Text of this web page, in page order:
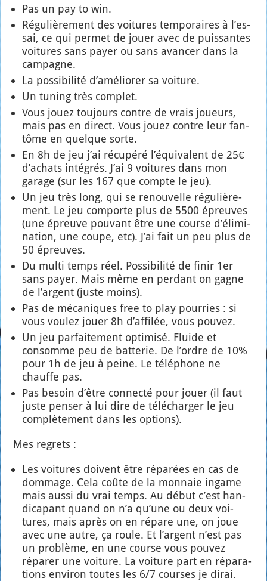
Pas un pay to win.
Régu­liè­re­ment des voi­tures tem­po­raires à l’es­
sai, ce qui per­met de jouer avec de puis­santes
voi­tures sans payer ou sans avan­cer dans la
cam­pagne.
La pos­si­bi­li­té d’a­mé­lio­rer sa voi­ture.
Un tuning très com­plet.
Vous jouez tou­jours contre de vrais joueurs,
mais pas en direct. Vous jouez contre leur fan­
tôme en quelque sorte.
En 8h de jeu j’ai récu­pé­ré l’é­qui­valent de 25€
d’a­chats inté­grés. J’ai 9 voi­tures dans mon
garage (sur les 167 que compte le jeu).
Un jeu très long, qui se renou­velle régu­liè­re­
ment. Le jeu com­porte plus de 5500 épreuves
(une épreuve pou­vant être une course d’é­li­mi­
na­tion, une coupe, etc). J’ai fait un peu plus de
50 épreuves.
Du mul­ti temps réel. Pos­si­bi­li­té de finir 1er
sans payer. Mais même en per­dant on gagne
de l’argent (juste moins).
Pas de méca­niques free to play pour­ries : si
vous vou­lez jouer 8h d’af­fi­lée, vous pou­vez.
Un jeu par­fai­te­ment opti­mi­sé. Fluide et
consomme peu de bat­te­rie. De l’ordre de 10%
pour 1h de jeu à peine. Le télé­phone ne
chauffe pas.
Pas besoin d’être connec­té pour jouer (il faut
juste pen­ser à lui dire de télé­char­ger le jeu
com­plè­te­ment dans les options).
Mes regrets :
Les voi­tures doivent être répa­rées en cas de
dom­mage. Cela coûte de la mon­naie ingame
mais aus­si du vrai temps. Au début c’est han­
di­ca­pant quand on n’a qu’une ou deux voi­
tures, mais après on en répare une, on joue
avec une autre, ça roule. Et l’argent n’est pas
un pro­blème, en une course vous pou­vez
répa­rer une voi­ture. La voi­ture part en répa­ra­
tions envi­ron toutes les 6/7 courses je dirai.